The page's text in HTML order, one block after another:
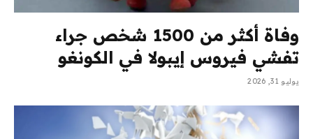
وفاة أكثر من 1500 شخص جراء
تفشي فيروس إيبولا في الكونغو
يوليو 31, 2026